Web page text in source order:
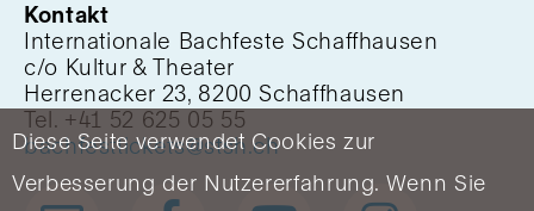
Diese Seite verwendet Cookies zur
Verbesserung der Nutzererfahrung. Wenn Sie
Kontakt
Internationale Bachfeste Schaffhausen
c/o Kultur & Theater
Herrenacker 23, 8200 Schaffhausen
Tel. +41 52 625 05 55
bachfesttickets@stsh.ch